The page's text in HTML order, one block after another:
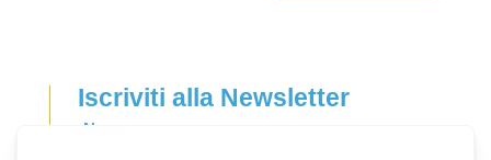
Iscriviti alla Newsletter
Leave
Nome